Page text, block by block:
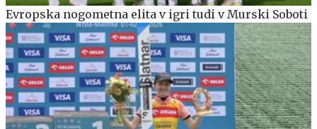
Evropska nogometna elita v igri tudi v Murski Soboti